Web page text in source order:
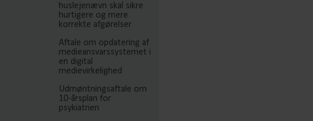
huslejenævn skal sikre
hurtigere og mere
korrekte afgørelser
Aftale om opdatering af
medieansvarssystemet i
en digital
medievirkelighed
Udmøntningsaftale om
10-årsplan for
psykiatrien